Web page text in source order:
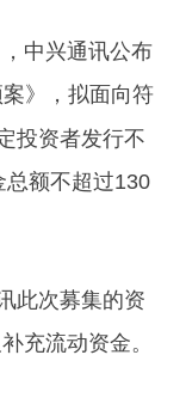
中兴通讯公布
》，拟面向符
投资者发行不
总额不超过130
此次募集的资
充流动资金。